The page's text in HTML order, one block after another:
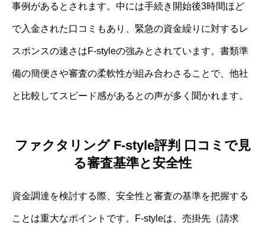
事例があるとされます。中には手続き開始後3時間ほど
で入金された口コミもあり、緊急の資金繰りに対するレ
スポンスの速さはF-styleの強みとされています。書類準
備の簡便さや審査の柔軟性が組み合わさることで、他社
と比較してスピード感があるとの声が多く聞かれます。
ファクタリング F-style評判 口コミで見
る審査基準と安全性
資金調達を検討する際、安全性と審査の基準を把握する
ことは重大なポイントです。F-styleは、売掛先（請求